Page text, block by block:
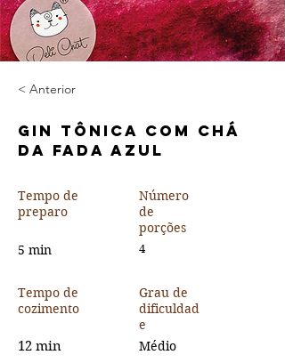
< Anterior
Gin Tônica com Chá
da Fada Azul
Tempo de
preparo
5 min
Tempo de
cozimento
12 min
Número
de
porções
4
Grau de
dificuldad
e
Médio